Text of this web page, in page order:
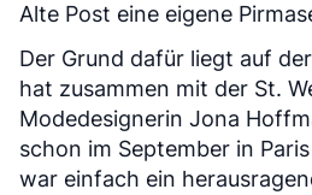
Alte Post eine eigene
Der Grund dafür liegt auf
hat zusammen mit der St.
Modedesignerin Jona
schon im September in
war einfach ein